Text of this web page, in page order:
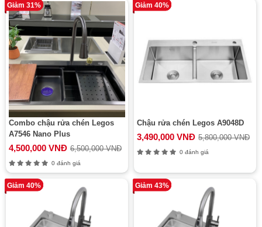
Giảm 31%
Combo chậu rửa chén Legos
A7546 Nano Plus
4,500,000 VNĐ 6,500,000 VNĐ
0 đánh giá
Giảm 40%
Chậu rửa chén Legos A9048D
3,490,000 VNĐ 5,800,000 VNĐ
0 đánh giá
Giảm 40% Giảm 43%